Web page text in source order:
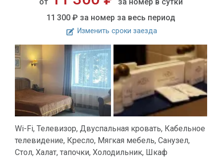
от
за номер в сутки
11 300 ₽ за номер за весь период
Изменить сроки заезда
Wi-Fi, Телевизор, Двуспальная кровать, Кабельное
телевидение, Кресло, Мягкая мебель, Санузел,
Стол, Халат, тапочки, Холодильник, Шкаф